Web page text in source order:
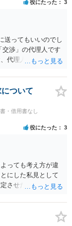
返還義務の履行を
係や返金時期など
期には何ら影響を
を不必要に遅延さ
行されるよう、強
役にたった 3
送ってもいいのでし
交渉」の代理人です
代理人宛ての訴状
提出し、裁判所に
内容から明らかな
、引き続き訴訟も
なったところで、
領を促すこともあ
際の本人性が明ら
求で代理人弁護士
にしないでしょ
、相手の住所等の
上、ご参考まで。
ついて
・借用書なし
役にたった 3
っても考え方が違
にした私見として
させた上で、淡々
れば時間の浪費
し、支払督促及び